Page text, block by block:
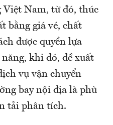
Việt Nam, từ đó, thúc
bằng giá vé, chất
được quyền lựa
khi đó, đề xuất
vụ vận chuyển
bay nội địa là phù
tải phân tích.